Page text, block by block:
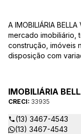
A IMOBILIÁRIA
mercado imobiliário,
construção, imóveis
disposição com
ao CRECI-EE –
todas as suas
salas comerciais e
IMOBILIÁRIA
CRECI: 33935
(13) 3467-4543
(13) 3467-4543